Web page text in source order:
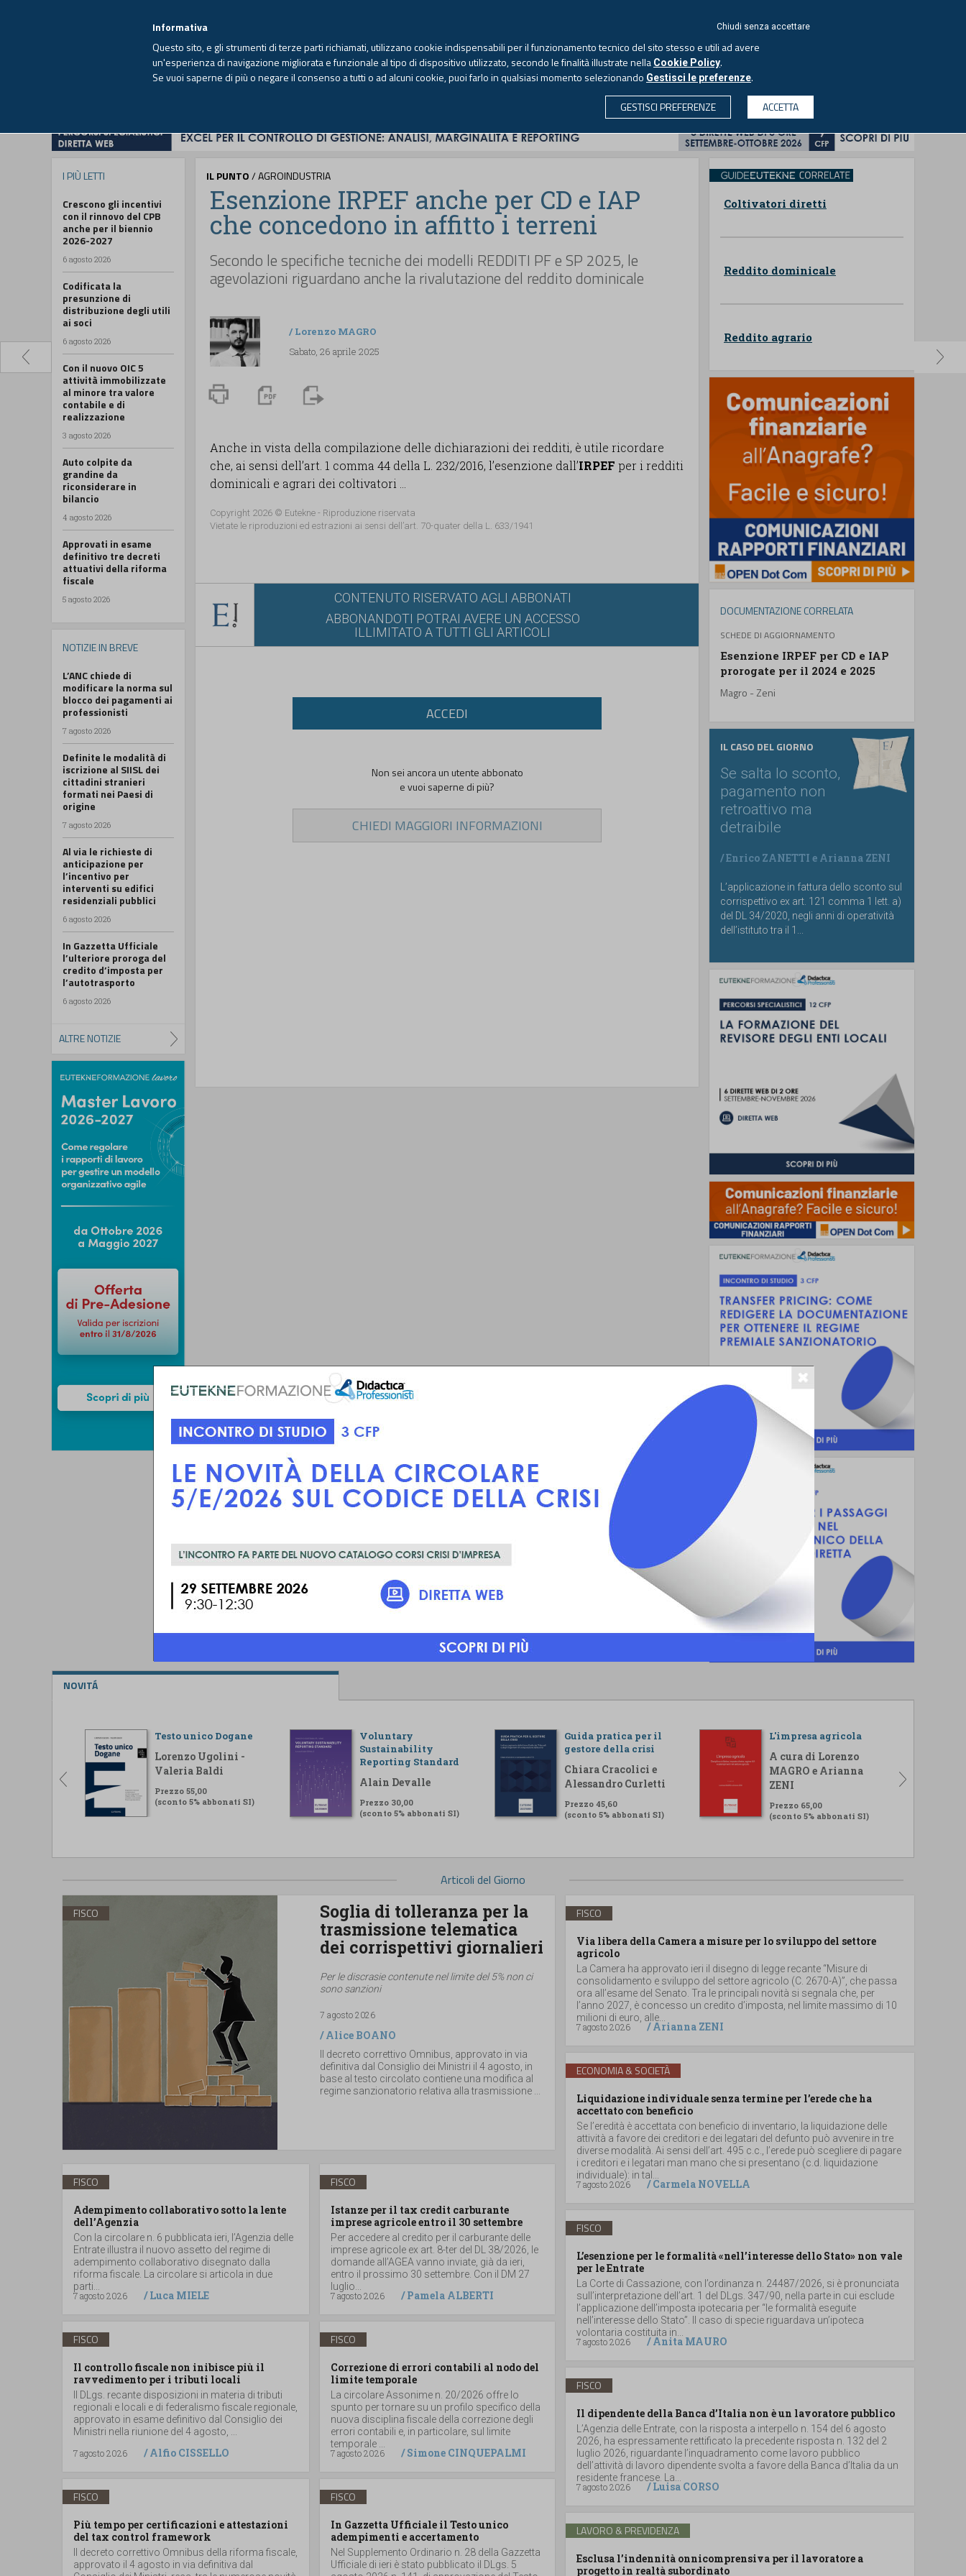
Venerdì, 7 agosto 2026 -Aggiornato alle 6.00
ECONOMIA & SOCIETÀ PROFESSIONI
I PIÙ LETTI
Crescono gli incentivi
con il rinnovo del CPB
anche per il biennio
2026-2027
6 agosto 2026
Codificata la
presunzione di
distribuzione degli utili
ai soci
6 agosto 2026
Con il nuovo OIC 5
attività immobilizzate
al minore tra valore
contabile e di
realizzazione
3 agosto 2026
Auto colpite da
grandine da
riconsiderare in
bilancio
4 agosto 2026
Approvati in esame
definitivo tre decreti
attuativi della riforma
fiscale
5 agosto 2026
NOTIZIE IN BREVE
L’ANC chiede di
modificare la norma sul
blocco dei pagamenti ai
professionisti
7 agosto 2026
Definite le modalità di
iscrizione al SIISL dei
cittadini stranieri
formati nei Paesi di
origine
7 agosto 2026
Al via le richieste di
anticipazione per
l’incentivo per
interventi su edifici
residenziali pubblici
6 agosto 2026
In Gazzetta Ufficiale
l’ulteriore proroga del
credito d’imposta per
l’autotrasporto
6 agosto 2026
ALTRE NOTIZIE
IL PUNTO/ AGROINDUSTRIA
Esenzione IRPEF anche per CD e IAP
che concedono in affitto i terreni
Secondo le specifiche tecniche dei modelli REDDITI PF e SP 2025, le
agevolazioni riguardano anche la rivalutazione del reddito dominicale
/ Lorenzo MAGRO
Sabato, 26 aprile 2025
Anche in vista della compilazione delle dichiarazioni dei redditi, è utile ricordare
che, ai sensi dell’art. 1 comma 44 della L. 232/2016, l’esenzione dall’IRPEF per i redditi
dominicali e agrari dei coltivatori ...
Copyright 2026 © Eutekne - Riproduzione riservata
Vietate le riproduzioni ed estrazioni ai sensi dell’art. 70-quater della L. 633/1941
CONTENUTO RISERVATO AGLI ABBONATI
ABBONANDOTI POTRAI AVERE UN ACCESSO
ILLIMITATO A TUTTI GLI ARTICOLI
ACCEDI
Non sei ancora un utente abbonato
e vuoi saperne di più?
CHIEDI MAGGIORI INFORMAZIONI
Coltivatori diretti
Reddito dominicale
Reddito agrario
DOCUMENTAZIONE CORRELATA
SCHEDE DI AGGIORNAMENTO
Esenzione IRPEF per CD e IAP
prorogate per il 2024 e 2025
Magro - Zeni
IL CASO DEL GIORNO
Se salta lo sconto,
pagamento non
retroattivo ma
detraibile
/Enrico ZANETTI e Arianna ZENI
L’applicazione in fattura dello sconto sul
corrispettivo ex art. 121 comma 1 lett. a)
del DL 34/2020, negli anni di operatività
dell’istituto tra il 1...
NOVITÁ
Testo unico Dogane
Lorenzo Ugolini -
Valeria Baldi
Prezzo 55,00
(sconto 5% abbonati SI)
Voluntary
Sustainability
Reporting Standard
Alain Devalle
Prezzo 30,00
(sconto 5% abbonati SI)
Guida pratica per il
gestore della crisi
Chiara Cracolici e
Alessandro Curletti
Prezzo 45,60
(sconto 5% abbonati SI)
L'impresa agricola
A cura di Lorenzo
MAGRO e Arianna
ZENI
Prezzo 65,00
(sconto 5% abbonati SI)
Articoli del Giorno
FISCO
Soglia di tolleranza per la
trasmissione telematica
dei corrispettivi giornalieri
Per le discrasie contenute nel limite del 5% non ci
sono sanzioni
7 agosto 2026
/Alice BOANO
Il decreto correttivo Omnibus, approvato in via
definitiva dal Consiglio dei Ministri il 4 agosto, in
base al testo circolato contiene una modifica al
regime sanzionatorio relativa alla trasmissione ...
FISCO
Adempimento collaborativo sotto la lente
dell’Agenzia
Con la circolare n. 6 pubblicata ieri, l’Agenzia delle
Entrate illustra il nuovo assetto del regime di
adempimento collaborativo disegnato dalla
riforma fiscale. La circolare si articola in due
parti...
7 agosto 2026
/Luca MIELE
FISCO
Il controllo fiscale non inibisce più il
ravvedimento per i tributi locali
Il DLgs. recante disposizioni in materia di tributi
regionali e locali e di federalismo fiscale regionale,
approvato in esame definitivo dal Consiglio dei
Ministri nella riunione del 4 agosto, ...
7 agosto 2026
/Alfio CISSELLO
FISCO
Più tempo per certificazioni e attestazioni
del tax control framework
Il decreto correttivo Omnibus della riforma fiscale,
approvato il 4 agosto in via definitiva dal
FISCO
Istanze per il tax credit carburante
imprese agricole entro il 30 settembre
Per accedere al credito per il carburante delle
imprese agricole ex art. 8-ter del DL 38/2026, le
domande all’AGEA vanno inviate, già da ieri,
entro il prossimo 30 settembre. Con il DM 27
luglio...
7 agosto 2026
/Pamela ALBERTI
FISCO
Correzione di errori contabili al nodo del
limite temporale
La circolare Assonime n. 20/2026 offre lo
spunto per tornare su un profilo specifico della
nuova disciplina fiscale della correzione degli
errori contabili e, in particolare, sul limite
temporale ...
7 agosto 2026
/Simone CINQUEPALMI
FISCO
In Gazzetta Ufficiale il Testo unico
adempimenti e accertamento
Nel Supplemento Ordinario n. 28 della Gazzetta
Ufficiale di ieri è stato pubblicato il DLgs. 5
FISCO
Via libera della Camera a misure per lo sviluppo del settore
agricolo
La Camera ha approvato ieri il disegno di legge recante “Misure di
consolidamento e sviluppo del settore agricolo (C. 2670-A)”, che passa
ora all’esame del Senato. Tra le principali novità si segnala che, per
l’anno 2027, è concesso un credito d’imposta, nel limite massimo di 10
milioni di euro, alle...
7 agosto 2026
/Arianna ZENI
ECONOMIA & SOCIETÀ
Liquidazione individuale senza termine per l’erede che ha
accettato con beneficio
Se l’eredità è accettata con beneficio di inventario, la liquidazione delle
attività a favore dei creditori e dei legatari del defunto può avvenire in tre
diverse modalità. Ai sensi dell’art. 495 c.c., l’erede può scegliere di pagare
i creditori e i legatari man mano che si presentano (c.d. liquidazione
individuale): in tal...
7 agosto 2026
/Carmela NOVELLA
FISCO
L’esenzione per le formalità «nell’interesse dello Stato» non vale
per le Entrate
La Corte di Cassazione, con l’ordinanza n. 24487/2026, si è pronunciata
sull’interpretazione dell’art. 1 del DLgs. 347/90, nella parte in cui esclude
l’applicazione dell’imposta ipotecaria per “le formalità eseguite
nell’interesse dello Stato”. Il caso di specie riguardava un’ipoteca
volontaria costituita in...
7 agosto 2026
/Anita MAURO
FISCO
Il dipendente della Banca d’Italia non è un lavoratore pubblico
L’Agenzia delle Entrate, con la risposta a interpello n. 154 del 6 agosto
2026, ha espressamente rettificato la precedente risposta n. 132 del 2
luglio 2026, riguardante l’inquadramento come lavoro pubblico
dell’attività di lavoro dipendente svolta a favore della Banca d’Italia da un
residente francese. La...
7 agosto 2026
/Luisa CORSO
LAVORO & PREVIDENZA
Esclusa l’indennità onnicomprensiva per il lavoratore a
progetto in realtà subordinato
Chiudi senza accettare
Informativa
Questo sito, e gli strumenti di terze parti richiamati, utilizzano cookie indispensabili per il funzionamento tecnico del sito stesso e utili ad avere
un'esperienza di navigazione migliorata e funzionale al tipo di dispositivo utilizzato, secondo le finalità illustrate nella Cookie Policy.
Se vuoi saperne di più o negare il consenso a tutti o ad alcuni cookie, puoi farlo in qualsiasi momento selezionando Gestisci le preferenze.
GESTISCI PREFERENZE
ACCETTA